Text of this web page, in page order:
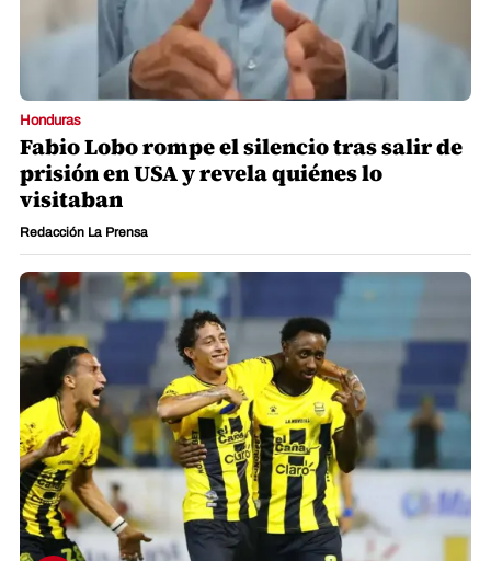
Honduras
Fabio Lobo rompe el silencio tras salir de
prisión en USA y revela quiénes lo
visitaban
Redacción La Prensa